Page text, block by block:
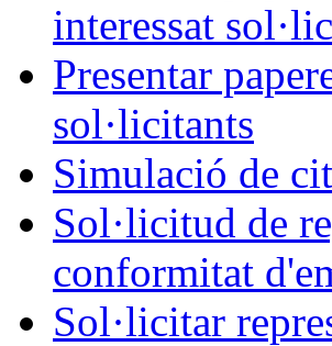
interessat
Presentar
sol·licitants
Simulació de
Sol·licitud de
conformitat
Sol·licitar